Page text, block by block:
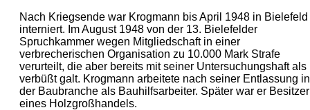
Nach Kriegsende war Krogmann bis April 1948 in Bielefeld
interniert. Im August 1948 von der 13. Bielefelder
Spruchkammer wegen Mitgliedschaft in einer
verbrecherischen Organisation zu 10.000 Mark Strafe
verurteilt, die aber bereits mit seiner Untersuchungshaft als
verbüßt galt. Krogmann arbeitete nach seiner Entlassung in
der Baubranche als Bauhilfsarbeiter. Später war er Besitzer
eines Holzgroßhandels.